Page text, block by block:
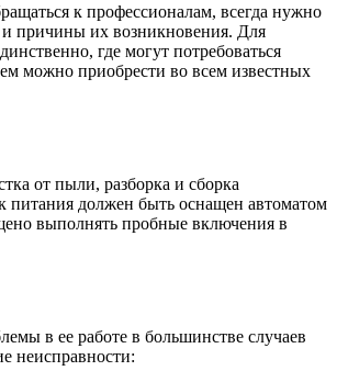
к профессионалам, всегда нужно
и причины их возникновения. Для
где могут потребоваться
можно приобрести во всем известных
от пыли, разборка и сборка
питания должен быть оснащен автоматом
выполнять пробные включения в
в ее работе в большинстве случаев
неисправности: